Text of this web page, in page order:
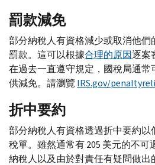
罰款減免
部分納稅人有資格減少或取消他
罰款。這可以根據合理的原因逐案
在過去一直遵守規定，國稅局通
供減免。請瀏覽 IRS.gov/
折中要約
部分納稅人有資格透過折中要約
稅單。雖然通常有 205 美元的不可
納稅人以及由於對責任有疑問做出